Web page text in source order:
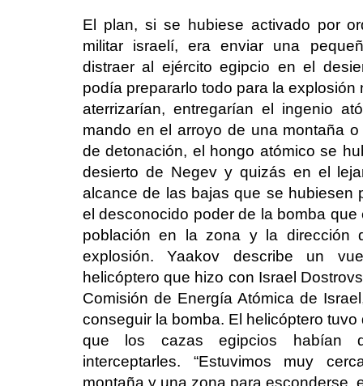
El plan, si se hubiese activado por
militar israelí, era enviar una
distraer al ejército egipcio en el
podía prepararlo todo para la
aterrizarían, entregarían el ingenio
mando en el arroyo de una montaña
de detonación, el hongo atómico se
desierto de Negev y quizás en el
alcance de las bajas que se hubiesen
el desconocido poder de la bomba
población en la zona y la dirección
explosión. Yaakov describe un
helicóptero que hizo con Israel
Comisión de Energía Atómica de
conseguir la bomba. El helicóptero
que los cazas egipcios habían
interceptarles. “Estuvimos muy
montaña y una zona para esconderse,